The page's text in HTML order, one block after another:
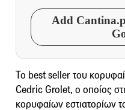
Add
Το best seller του
Cedric Grolet, ο οποίος
κορυφαίων εστιατορίων